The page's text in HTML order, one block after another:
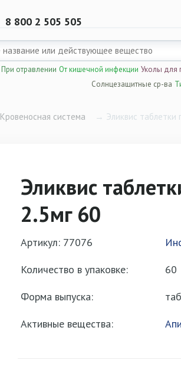
8 800 2 505 505
При отравлении От кишечной инфекции Уколы для
Солнцезащитные ср-ва
Кровеносная система → Эликвис таблетки
Эликвис
2.5мг 60
Артикул: 77076
Количество в упаковке:
60
Форма выпуска:
Активные вещества: